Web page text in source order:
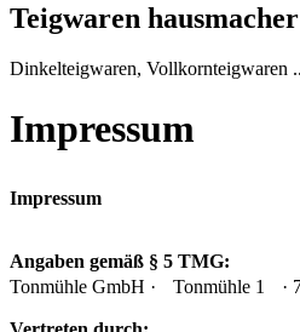
Teigwaren
Dinkelteigwaren, Vollkornteigwaren
Impressum
Impressum
Angaben gemäß § 5 TMG:
Tonmühle GmbH · Tonmühle 1 ·